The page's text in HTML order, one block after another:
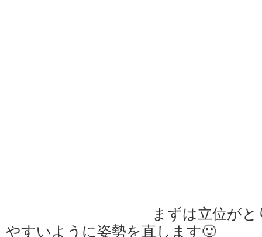
まずは立位がと
やすいように姿勢を直します🙂